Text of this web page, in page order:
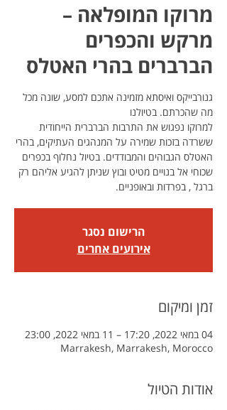
מרוקו המופלאה –
מרקש והכפרים
הברברים בהרי האטלס
גנורבייקס ואיסתא מזמינה אתכם למסע, שונה מכל
למרוקו נפגוש את התרבות הברברית הייחודית
ששרדה בזכות שמירה על המנהגים העתיקים, בהרי
האטלס הגבוהים והמבודדים. בטיול נחלוף בכפרים
שכוחי אל בנויים מטיט ובוץ שניתן להגיע אליהם רק
ברגל , בפרדות ובאופניים.
הרישום נסגר
אירועים אחרים
זמן ומיקום
04 במאי 2022, 17:20 – 11 במאי 2022, 23:00
Marrakesh, Marrakesh, Morocco
אודות הטיול